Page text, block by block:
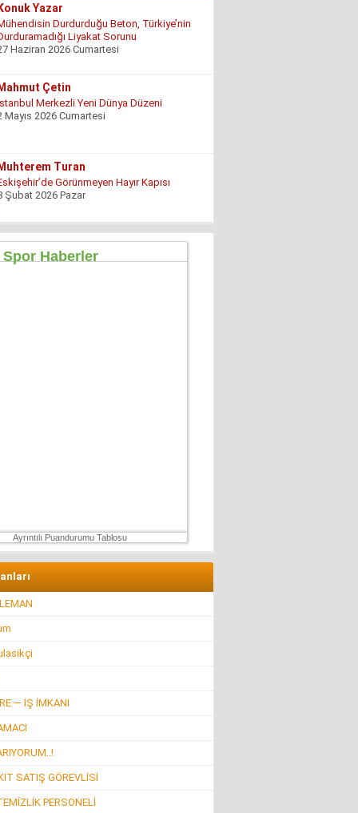
Yazar
Durdurduğu Beton, Türkiye’nin
Liyakat Sorunu
Haziran 2026 Cumartesi
Çetin
Merkezli Yeni Dünya Düzeni
Mayıs 2026 Cumartesi
Turan
Görünmeyen Hayır Kapısı
Şubat 2026 Pazar
TIKIZ
Merkezinde Tepinmeyi Bırakın Artık
Ayrıntılı Puandurumu Tablosu
— İŞ İMKANI
SATIŞ GÖREVLİSİ
PERSONELİ